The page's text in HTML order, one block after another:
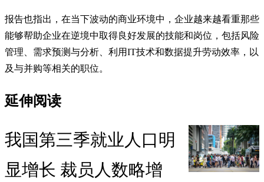
报告也指出，在当下波动的商业环境中，企业越来越看重那些
能够帮助企业在逆境中取得良好发展的技能和岗位，包括风险
管理、需求预测与分析、利用IT技术和数据提升劳动效率，以
及与并购等相关的职位。
延伸阅读
我国第三季就业人口明
显增长 裁员人数略增